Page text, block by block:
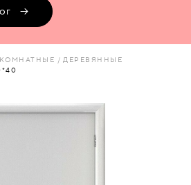
ДЕРЕВЯННЫЕ